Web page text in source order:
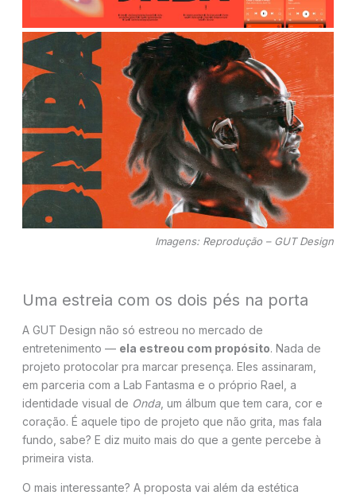
Imagens: Reprodução – GUT Design
Uma estreia com os dois pés na porta
A GUT Design não só estreou no mercado de
entretenimento — ela estreou com propósito. Nada de
projeto protocolar pra marcar presença. Eles assinaram,
em parceria com a Lab Fantasma e o próprio Rael, a
identidade visual de Onda, um álbum que tem cara, cor e
coração. É aquele tipo de projeto que não grita, mas fala
fundo, sabe? E diz muito mais do que a gente percebe à
primeira vista.
O mais interessante? A proposta vai além da estética